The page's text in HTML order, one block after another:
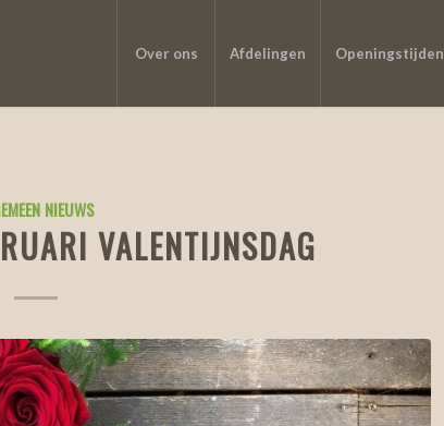
Over ons Afdelingen Openingstijden
NIEUWS
VALENTIJNSDAG